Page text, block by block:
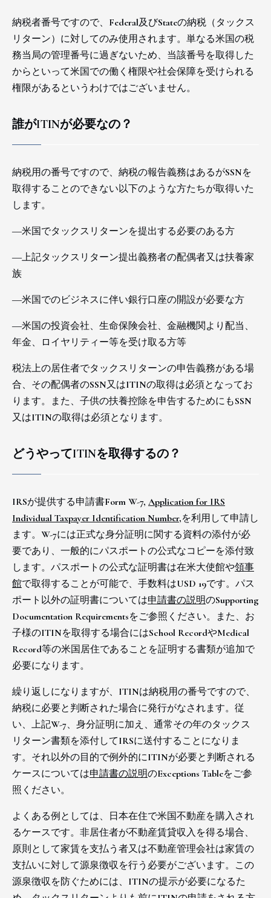
納税者番号ですので、Federal及びStateの納税（タックス
リターン）に対してのみ使用されます。単なる米国の税
務当局の管理番号に過ぎないため、当該番号を取得した
からといって米国での働く権限や社会保障を受けられる
権限があるというわけではございません。
誰がITINが必要なの？
納税用の番号ですので、納税の報告義務はあるがSSNを
取得することのできない以下のような方たちが取得いた
します。
―米国でタックスリターンを提出する必要のある方
―上記タックスリターン提出義務者の配偶者又は扶養家
族
―米国でのビジネスに伴い銀行口座の開設が必要な方
―米国の投資会社、生命保険会社、金融機関より配当、
年金、ロイヤリティー等を受け取る方等
税法上の居住者でタックスリターンの申告義務がある場
合、その配偶者のSSN又はITINの取得は必須となってお
ります。また、子供の扶養控除を申告するためにもSSN
又はITINの取得は必須となります。
どうやってITINを取得するの？
IRSが提供する申請書Form W-7, Application for IRS
Individual Taxpayer Identification Number,を利用して申請し
ます。W-7には正式な身分証明に関する資料の添付が必
要であり、一般的にパスポートの公式なコピーを添付致
します。パスポートの公式な証明書は在米大使館や領事
館で取得することが可能で、手数料はUSD 19です。パス
ポート以外の証明書については申請書の説明のSupporting
Documentation Requirementsをご参照ください。また、お
子様のITINを取得する場合にはSchool RecordやMedical
Record等の米国居住であることを証明する書類が追加で
必要になります。
繰り返しになりますが、ITINは納税用の番号ですので、
納税に必要と判断された場合に発行がなされます。従
い、上記W-7、身分証明に加え、通常その年のタックス
リターン書類を添付してIRSに送付することになりま
す。それ以外の目的で例外的にITINが必要と判断される
ケースについては申請書の説明のExceptions Tableをご参
照ください。
よくある例としては、日本在住で米国不動産を購入され
るケースです。非居住者が不動産賃貸収入を得る場合、
原則として家賃を支払う者又は不動産管理会社は家賃の
支払いに対して源泉徴収を行う必要がございます。この
源泉徴収を防ぐためには、ITINの提示が必要になるた